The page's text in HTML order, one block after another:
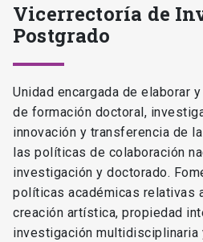
Vicerrectoría de
Postgrado
Unidad encargada de elaborar
de formación doctoral,
innovación y transferencia de
las políticas de colaboración
investigación y doctorado.
políticas académicas relativas
creación artística, propiedad
investigación multidisciplinaria